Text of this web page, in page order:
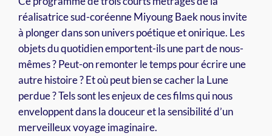
réalisatrice sud-coréenne Miyoung Baek nous invite
à plonger dans son univers poétique et onirique. Les
objets du quotidien emportent-ils une part de nous-
mêmes ? Peut-on remonter le temps pour écrire une
autre histoire ? Et où peut bien se cacher la Lune
perdue ? Tels sont les enjeux de ces films qui nous
enveloppent dans la douceur et la sensibilité d’un
merveilleux voyage imaginaire.